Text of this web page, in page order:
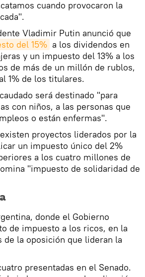
cuando provocaron la
Vladimir Putin anunció que
del 15% a los dividendos en
y un impuesto del 13% a los
de más de un millón de rublos,
1% de los titulares.
será destinado "para
con niños, a las personas que
o están enfermas".
proyectos liderados por la
un impuesto único del 2%
a los cuatro millones de
"impuesto de solidaridad de
donde el Gobierno
de impuesto a los ricos, en la
de la oposición que lideran la
presentadas en el Senado.